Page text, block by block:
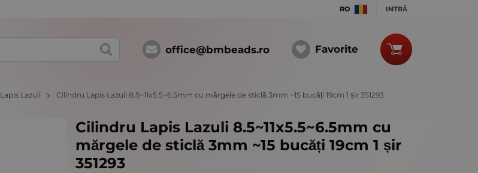
RO INTRĂ
office@bmbeads.ro Favorite
Lapis Lazuli Cilindru Lapis Lazuli 8.5~11x5.5~6.5mm cu mărgele de sticlă 3mm ~15 bucăți 19cm 1 șir 351293
Cilindru Lapis Lazuli 8.5~11x5.5~6.5mm cu
mărgele de sticlă 3mm ~15 bucăți 19cm 1 șir
351293